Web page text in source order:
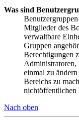
Was sind
Mitglieder des
verwaltbare
Gruppen
Berechtigungen
Administratoren,
einmal zu
Bereichs zu
nichtöffentlichen
Nach oben